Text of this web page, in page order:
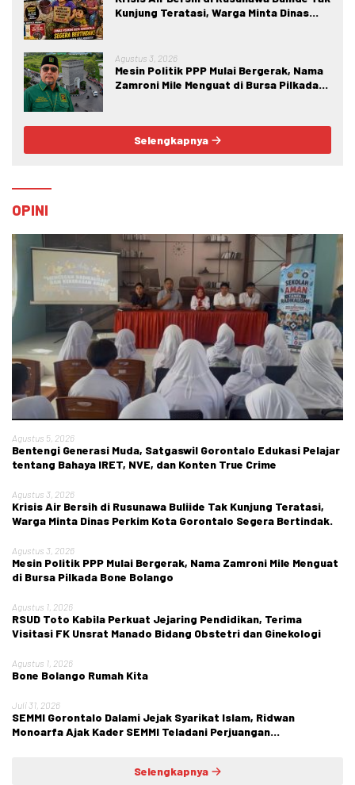
Kunjung Teratasi, Warga Minta Dinas
Agustus 3, 2026
Mesin Politik PPP Mulai Bergerak, Nama
Zamroni Mile Menguat di Bursa Pilkada
Selengkapnya
OPINI
Agustus 5, 2026
Bentengi Generasi Muda, Satgaswil Gorontalo Edukasi Pelajar
tentang Bahaya IRET, NVE, dan Konten True Crime
Agustus 3, 2026
Krisis Air Bersih di Rusunawa Buliide Tak Kunjung Teratasi,
Warga Minta Dinas Perkim Kota Gorontalo Segera Bertindak.
Agustus 3, 2026
Mesin Politik PPP Mulai Bergerak, Nama Zamroni Mile Menguat
di Bursa Pilkada Bone Bolango
Agustus 1, 2026
RSUD Toto Kabila Perkuat Jejaring Pendidikan, Terima
Visitasi FK Unsrat Manado Bidang Obstetri dan Ginekologi
Agustus 1, 2026
Bone Bolango Rumah Kita
Juli 31, 2026
SEMMI Gorontalo Dalami Jejak Syarikat Islam, Ridwan
Monoarfa Ajak Kader SEMMI Teladani Perjuangan
Selengkapnya